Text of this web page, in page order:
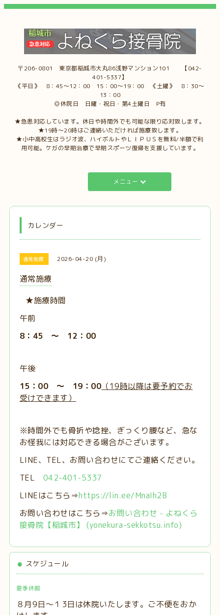
〒206-0801 東京都稲城市大丸86浅野マンション101 【042-
401-5337】
《平日》 8：45～12：00 15：00～19：00 《土曜》 8：30～
13：00
◎休院日 日曜・祝日・第4土曜日 P有
★急患対応しています。休日や時間外でも可能な限り応対致します。
★19時～20時はご連絡いただければ施療致します。
★小中高校生はラジオ波、ハイボルトやＬＩＰＵＳを無料/半額で利
用可能。ケガの早期治療で早期スポーツ復帰を支援しています。
メニュー
カレンダー
通常施療 2026-04-20 (月)
通常施療
★施療時間
午前
8：45 ～ 12：00
午後
15：00 ～ 19：00 （19時以降は要予約でお
受けできます）
※時間外でも骨折や捻挫、ぎっくり腰など、急な
お怪我には対応できる場合がございます。
LINE、TEL、お問い合わせにてご連絡ください。
TEL 042-401-5337
LINEはこちら⇒https://lin.ee/MnaIh2B
お問い合わせはこちら⇒お問い合わせ - よねくら
接骨院【稲城市】 (yonekura-sekkotsu.info)
スケジュール
夏季休暇
８月9日～１3日は休院いたします。ご不便をおか